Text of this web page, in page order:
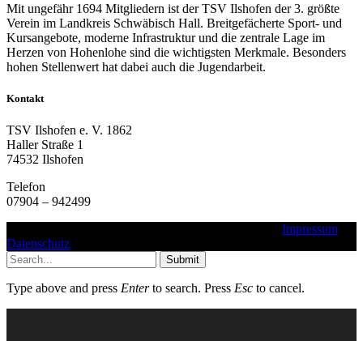
Mit ungefähr 1694 Mitgliedern ist der TSV Ilshofen der 3. größte
Verein im Landkreis Schwäbisch Hall. Breitgefächerte Sport- und
Kursangebote, moderne Infrastruktur und die zentrale Lage im
Herzen von Hohenlohe sind die wichtigsten Merkmale. Besonders
hohen Stellenwert hat dabei auch die Jugendarbeit.
Kontakt
TSV Ilshofen e. V. 1862
Haller Straße 1
74532 Ilshofen
Telefon
07904 – 942499
Impressum
Datenschutz
Submit
Type above and press Enterto search. Press Esc to cancel.